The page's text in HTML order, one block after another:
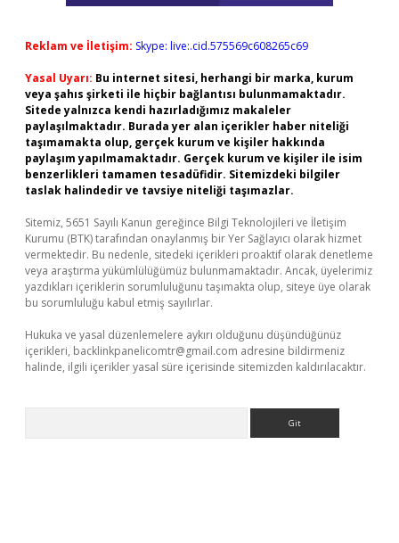
Reklam ve İletişim: Skype: live:.cid.575569c608265c69
Yasal Uyarı: Bu internet sitesi, herhangi bir marka, kurum
veya şahıs şirketi ile hiçbir bağlantısı bulunmamaktadır.
Sitede yalnızca kendi hazırladığımız makaleler
paylaşılmaktadır. Burada yer alan içerikler haber niteliği
taşımamakta olup, gerçek kurum ve kişiler hakkında
paylaşım yapılmamaktadır. Gerçek kurum ve kişiler ile isim
benzerlikleri tamamen tesadüfidir. Sitemizdeki bilgiler
taslak halindedir ve tavsiye niteliği taşımazlar.
Sitemiz, 5651 Sayılı Kanun gereğince Bilgi Teknolojileri ve İletişim
Kurumu (BTK) tarafından onaylanmış bir Yer Sağlayıcı olarak hizmet
vermektedir. Bu nedenle, sitedeki içerikleri proaktif olarak denetleme
veya araştırma yükümlülüğümüz bulunmamaktadır. Ancak, üyelerimiz
yazdıkları içeriklerin sorumluluğunu taşımakta olup, siteye üye olarak
bu sorumluluğu kabul etmiş sayılırlar.
Hukuka ve yasal düzenlemelere aykırı olduğunu düşündüğünüz
içerikleri, backlinkpanelicomtr@gmail.com adresine bildirmeniz
halinde, ilgili içerikler yasal süre içerisinde sitemizden kaldırılacaktır.